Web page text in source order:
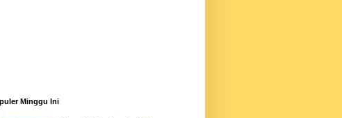
Minggu Ini